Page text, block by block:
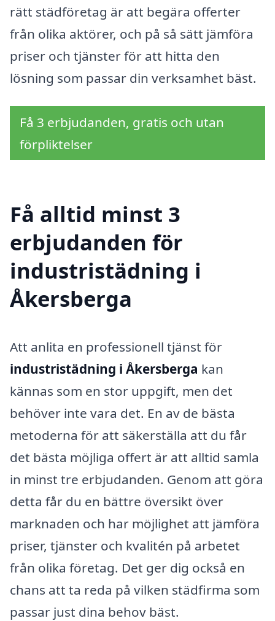
rätt städföretag är att begära offerter
från olika aktörer, och på så sätt jämföra
priser och tjänster för att hitta den
lösning som passar din verksamhet bäst.
Få 3 erbjudanden, gratis och utan
förpliktelser
Få alltid minst 3
erbjudanden för
industristädning i
Åkersberga
Att anlita en professionell tjänst för
industristädning i Åkersberga kan
kännas som en stor uppgift, men det
behöver inte vara det. En av de bästa
metoderna för att säkerställa att du får
det bästa möjliga offert är att alltid samla
in minst tre erbjudanden. Genom att göra
detta får du en bättre översikt över
marknaden och har möjlighet att jämföra
priser, tjänster och kvalitén på arbetet
från olika företag. Det ger dig också en
chans att ta reda på vilken städfirma som
passar just dina behov bäst.